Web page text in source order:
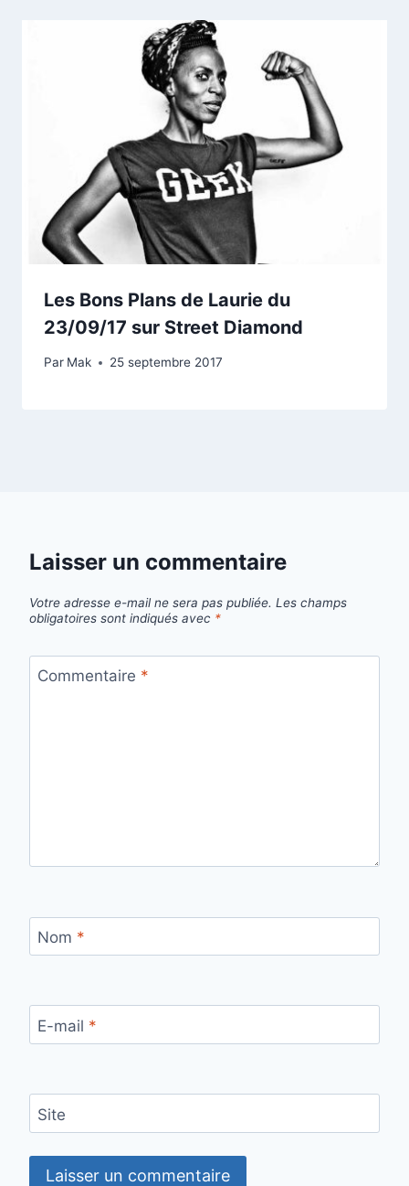
Les Bons Plans de Laurie du
23/09/17 sur Street Diamond
Par Mak 25 septembre 2017
Laisser un commentaire
Votre adresse e-mail ne sera pas publiée. Les champs
obligatoires sont indiqués avec *
Commentaire *
Nom *
E-mail *
Site